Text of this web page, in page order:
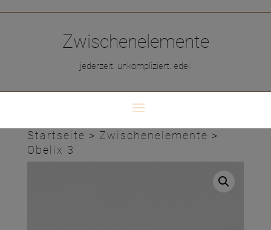
Zwischenelemente
jederzeit. unkompliziert. edel.
Startseite > Zwischenelemente >
Obelix 3